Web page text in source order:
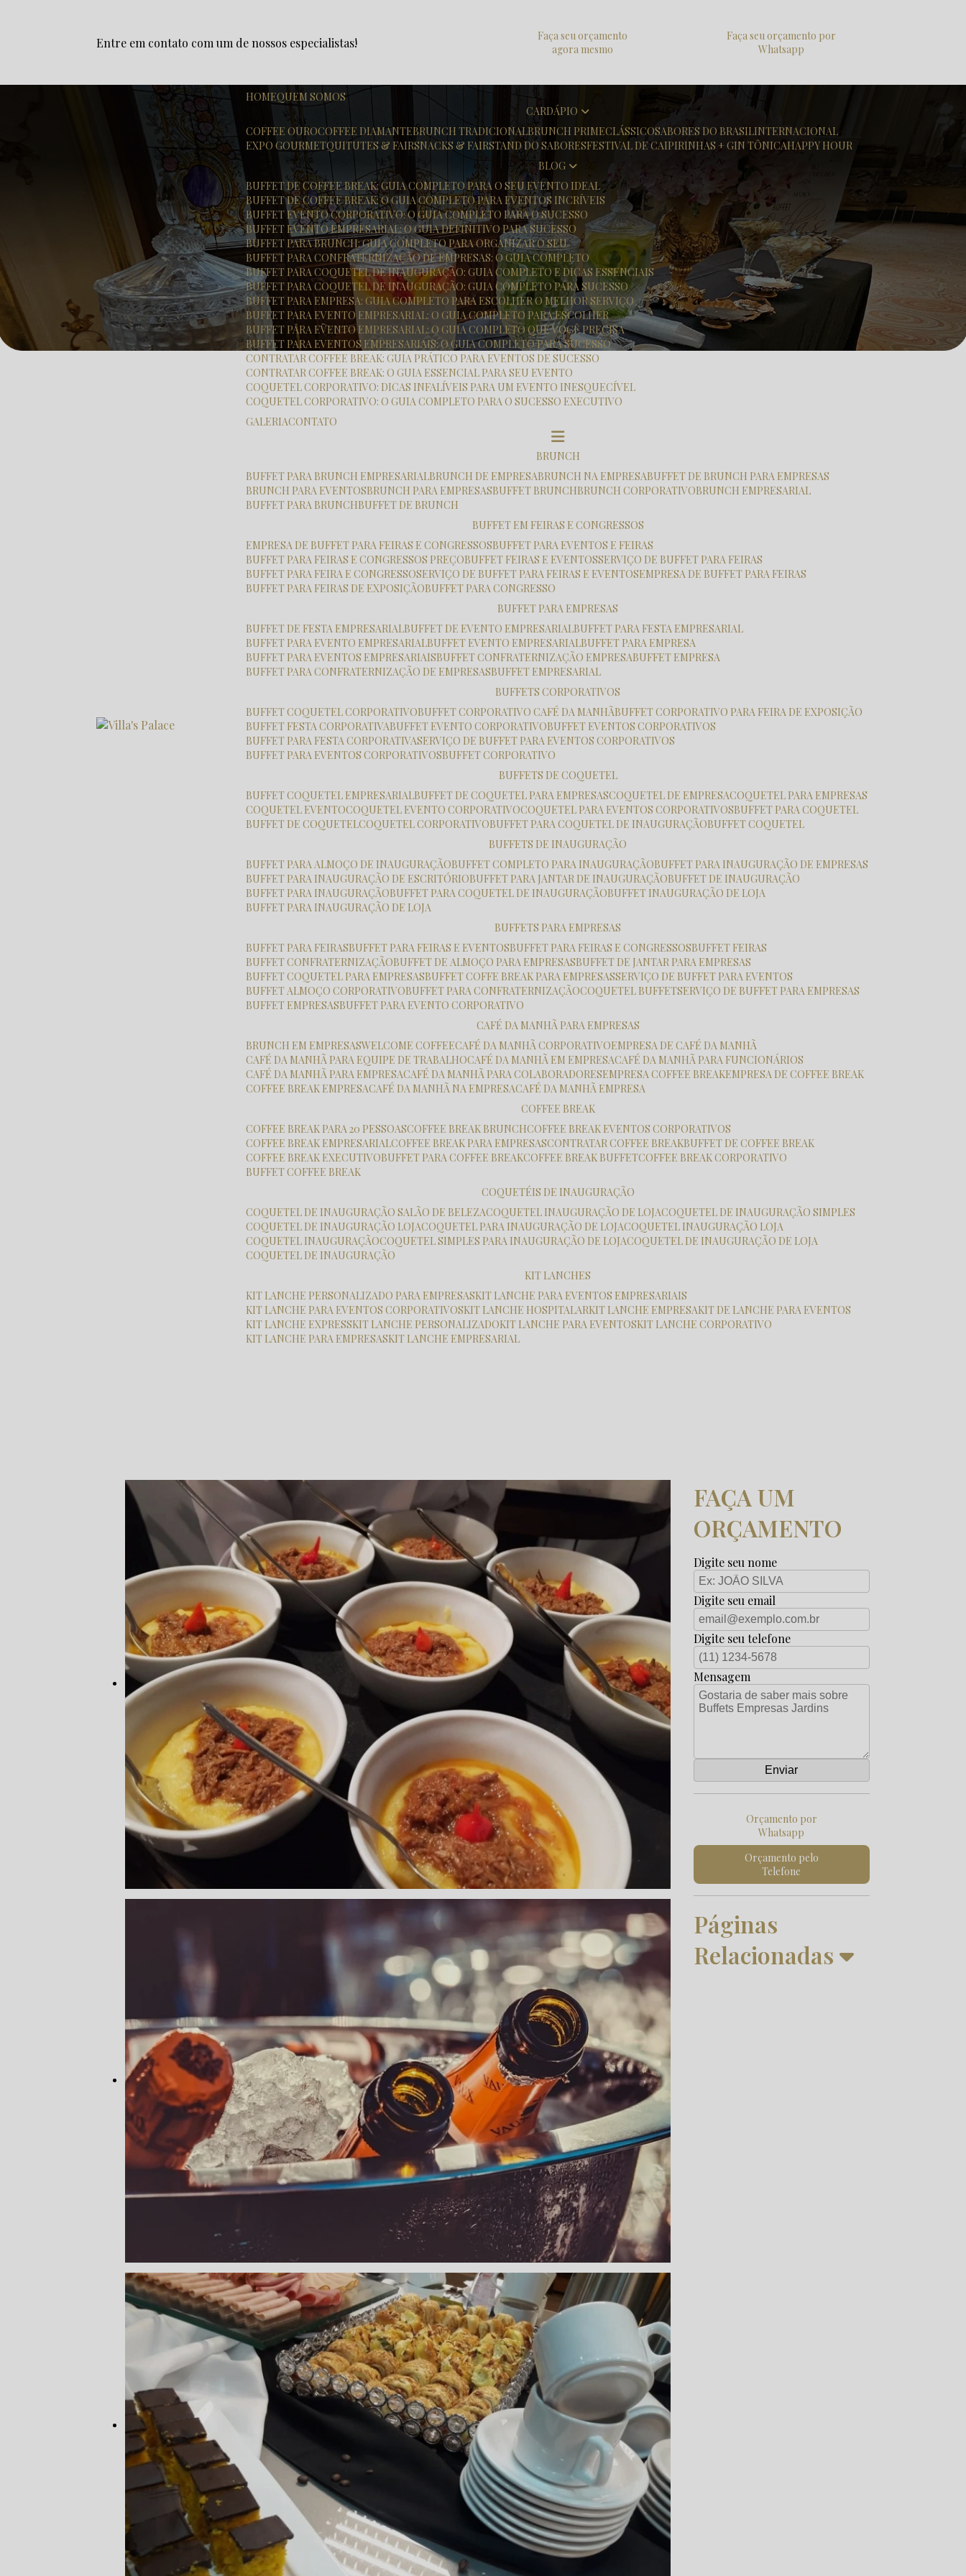
Entre em contato com um de nossos especialistas!
Faça seu orçamento
agora mesmo
Faça seu orçamento por
Whatsapp
HOME
QUEM SOMOS
CARDÁPIO
COFFEE OURO COFFEE DIAMANTE BRUNCH TRADICIONAL BRUNCH PRIME CLÁSSICO SABORES DO BRASIL INTERNACIONAL
EXPO GOURMET QUITUTES & FAIR SNACKS & FAIR STAND DO SABORES FESTIVAL DE CAIPIRINHAS + GIN TÔNICA
HAPPY HOUR
BLOG
BUFFET DE COFFEE BREAK: GUIA COMPLETO PARA O SEU EVENTO IDEAL
BUFFET DE COFFEE BREAK: O GUIA COMPLETO PARA EVENTOS INCRÍVEIS
BUFFET EVENTO CORPORATIVO: O GUIA COMPLETO PARA O SUCESSO
BUFFET EVENTO EMPRESARIAL: O GUIA DEFINITIVO PARA SUCESSO
BUFFET PARA BRUNCH: GUIA COMPLETO PARA ORGANIZAR O SEU
BUFFET PARA CONFRATERNIZAÇÃO DE EMPRESAS: O GUIA COMPLETO
BUFFET PARA COQUETEL DE INAUGURAÇÃO: GUIA COMPLETO E DICAS ESSENCIAIS
BUFFET PARA COQUETEL DE INAUGURAÇÃO: GUIA COMPLETO PARA SUCESSO
BUFFET PARA EMPRESA: GUIA COMPLETO PARA ESCOLHER O MELHOR SERVIÇO
BUFFET PARA EVENTO EMPRESARIAL: O GUIA COMPLETO PARA ESCOLHER
BUFFET PARA EVENTO EMPRESARIAL: O GUIA COMPLETO QUE VOCÊ PRECISA
BUFFET PARA EVENTOS EMPRESARIAIS: O GUIA COMPLETO PARA SUCESSO
CONTRATAR COFFEE BREAK: GUIA PRÁTICO PARA EVENTOS DE SUCESSO
CONTRATAR COFFEE BREAK: O GUIA ESSENCIAL PARA SEU EVENTO
COQUETEL CORPORATIVO: DICAS INFALÍVEIS PARA UM EVENTO INESQUECÍVEL
COQUETEL CORPORATIVO: O GUIA COMPLETO PARA O SUCESSO EXECUTIVO
GALERIA CONTATO
BRUNCH
BUFFET PARA BRUNCH EMPRESARIAL BRUNCH DE EMPRESA BRUNCH NA EMPRESA BUFFET DE BRUNCH PARA EMPRESAS
BRUNCH PARA EVENTOS BRUNCH PARA EMPRESAS BUFFET BRUNCH BRUNCH CORPORATIVO BRUNCH EMPRESARIAL
BUFFET PARA BRUNCH BUFFET DE BRUNCH
BUFFET EM FEIRAS E CONGRESSOS
EMPRESA DE BUFFET PARA FEIRAS E CONGRESSOS BUFFET PARA EVENTOS E FEIRAS
BUFFET PARA FEIRAS E CONGRESSOS PREÇO BUFFET FEIRAS E EVENTOS SERVIÇO DE BUFFET PARA FEIRAS
BUFFET PARA FEIRA E CONGRESSO SERVIÇO DE BUFFET PARA FEIRAS E EVENTOS EMPRESA DE BUFFET PARA FEIRAS
BUFFET PARA FEIRAS DE EXPOSIÇÃO BUFFET PARA CONGRESSO
BUFFET PARA EMPRESAS
BUFFET DE FESTA EMPRESARIAL BUFFET DE EVENTO EMPRESARIAL BUFFET PARA FESTA EMPRESARIAL
BUFFET PARA EVENTO EMPRESARIAL BUFFET EVENTO EMPRESARIAL BUFFET PARA EMPRESA
BUFFET PARA EVENTOS EMPRESARIAIS BUFFET CONFRATERNIZAÇÃO EMPRESA BUFFET EMPRESA
BUFFET PARA CONFRATERNIZAÇÃO DE EMPRESAS BUFFET EMPRESARIAL
BUFFETS CORPORATIVOS
BUFFET COQUETEL CORPORATIVO BUFFET CORPORATIVO CAFÉ DA MANHÃ BUFFET CORPORATIVO PARA FEIRA DE EXPOSIÇÃO
BUFFET FESTA CORPORATIVA BUFFET EVENTO CORPORATIVO BUFFET EVENTOS CORPORATIVOS
BUFFET PARA FESTA CORPORATIVA SERVIÇO DE BUFFET PARA EVENTOS CORPORATIVOS
BUFFET PARA EVENTOS CORPORATIVOS BUFFET CORPORATIVO
BUFFETS DE COQUETEL
BUFFET COQUETEL EMPRESARIAL BUFFET DE COQUETEL PARA EMPRESAS COQUETEL DE EMPRESA COQUETEL PARA EMPRESAS
COQUETEL EVENTO COQUETEL EVENTO CORPORATIVO COQUETEL PARA EVENTOS CORPORATIVOS BUFFET PARA COQUETEL
BUFFET DE COQUETEL COQUETEL CORPORATIVO BUFFET PARA COQUETEL DE INAUGURAÇÃO BUFFET COQUETEL
BUFFETS DE INAUGURAÇÃO
BUFFET PARA ALMOÇO DE INAUGURAÇÃO BUFFET COMPLETO PARA INAUGURAÇÃO BUFFET PARA INAUGURAÇÃO DE EMPRESAS
BUFFET PARA INAUGURAÇÃO DE ESCRITÓRIO BUFFET PARA JANTAR DE INAUGURAÇÃO BUFFET DE INAUGURAÇÃO
BUFFET PARA INAUGURAÇÃO BUFFET PARA COQUETEL DE INAUGURAÇÃO BUFFET INAUGURAÇÃO DE LOJA
BUFFET PARA INAUGURAÇÃO DE LOJA
BUFFETS PARA EMPRESAS
BUFFET PARA FEIRAS BUFFET PARA FEIRAS E EVENTOS BUFFET PARA FEIRAS E CONGRESSOS BUFFET FEIRAS
BUFFET CONFRATERNIZAÇÃO BUFFET DE ALMOÇO PARA EMPRESAS BUFFET DE JANTAR PARA EMPRESAS
BUFFET COQUETEL PARA EMPRESAS BUFFET COFFE BREAK PARA EMPRESAS SERVIÇO DE BUFFET PARA EVENTOS
BUFFET ALMOÇO CORPORATIVO BUFFET PARA CONFRATERNIZAÇÃO COQUETEL BUFFET SERVIÇO DE BUFFET PARA EMPRESAS
BUFFET EMPRESAS BUFFET PARA EVENTO CORPORATIVO
CAFÉ DA MANHÃ PARA EMPRESAS
BRUNCH EM EMPRESAS
WELCOME COFFEE CAFÉ DA MANHÃ CORPORATIVO EMPRESA DE CAFÉ DA MANHÃ
CAFÉ DA MANHÃ PARA EQUIPE DE TRABALHO CAFÉ DA MANHÃ EM EMPRESA CAFÉ DA MANHÃ PARA FUNCIONÁRIOS
CAFÉ DA MANHÃ PARA EMPRESA CAFÉ DA MANHÃ PARA COLABORADORES EMPRESA COFFEE BREAK EMPRESA DE COFFEE BREAK
COFFEE BREAK EMPRESA CAFÉ DA MANHÃ NA EMPRESA CAFÉ DA MANHÃ EMPRESA
COFFEE BREAK
COFFEE BREAK PARA 20 PESSOAS COFFEE BREAK BRUNCH COFFEE BREAK EVENTOS CORPORATIVOS
COFFEE BREAK EMPRESARIAL COFFEE BREAK PARA EMPRESAS CONTRATAR COFFEE BREAK BUFFET DE COFFEE BREAK
COFFEE BREAK EXECUTIVO BUFFET PARA COFFEE BREAK COFFEE BREAK BUFFET COFFEE BREAK CORPORATIVO
BUFFET COFFEE BREAK
COQUETÉIS DE INAUGURAÇÃO
COQUETEL DE INAUGURAÇÃO SALÃO DE BELEZA COQUETEL INAUGURAÇÃO DE LOJA COQUETEL DE INAUGURAÇÃO SIMPLES
COQUETEL DE INAUGURAÇÃO LOJA COQUETEL PARA INAUGURAÇÃO DE LOJA COQUETEL INAUGURAÇÃO LOJA
COQUETEL INAUGURAÇÃO COQUETEL SIMPLES PARA INAUGURAÇÃO DE LOJA COQUETEL DE INAUGURAÇÃO DE LOJA
COQUETEL DE INAUGURAÇÃO
KIT LANCHES
KIT LANCHE PERSONALIZADO PARA EMPRESAS KIT LANCHE PARA EVENTOS EMPRESARIAIS
KIT LANCHE PARA EVENTOS CORPORATIVOS KIT LANCHE HOSPITALAR KIT LANCHE EMPRESA KIT DE LANCHE PARA EVENTOS
KIT LANCHE EXPRESS KIT LANCHE PERSONALIZADO KIT LANCHE PARA EVENTOS KIT LANCHE CORPORATIVO
KIT LANCHE PARA EMPRESAS KIT LANCHE EMPRESARIAL
FAÇA UM
ORÇAMENTO
Digite seu nome
Digite seu email
Digite seu telefone
Mensagem
Orçamento por
Whatsapp
Orçamento pelo
Telefone
Páginas
Relacionadas